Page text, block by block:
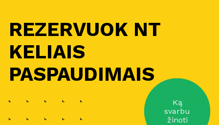
REZERVUOK NT
KELIAIS
PASPAUDIMAIS
Ką
svarbu
žinoti